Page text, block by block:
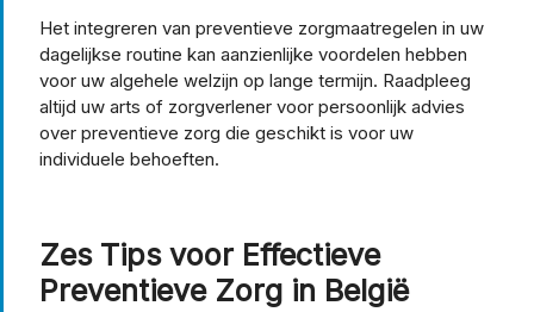
Het integreren van preventieve zorgmaatregelen in uw
dagelijkse routine kan aanzienlijke voordelen hebben
voor uw algehele welzijn op lange termijn. Raadpleeg
altijd uw arts of zorgverlener voor persoonlijk advies
over preventieve zorg die geschikt is voor uw
individuele behoeften.
Zes Tips voor Effectieve
Preventieve Zorg in België